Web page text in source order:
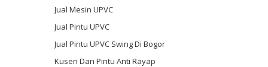
Jual Mesin UPVC
Jual Pintu UPVC
Jual Pintu UPVC Swing Di Bogor
Kusen Dan Pintu Anti Rayap